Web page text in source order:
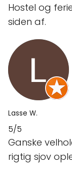
Hostel og
siden af.
Lasse W.
5/5
Ganske
rigtig sjov